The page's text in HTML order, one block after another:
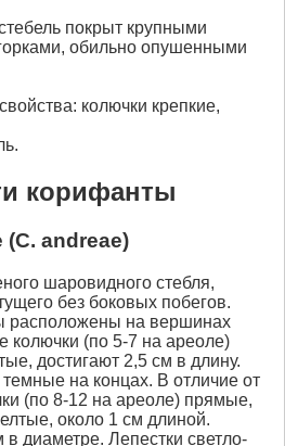
покрыт крупными
обильно опушенными
колючки крепкие,
корифанты
andreae)
шаровидного стебля,
без боковых побегов.
расположены на вершинах
колючки (по 5-7 на ареоле)
достигают 2,5 см в длину.
на концах. В отличие от
(по 8-12 на ареоле) прямые,
около 1 см длиной.
в диаметре. Лепестки светло-